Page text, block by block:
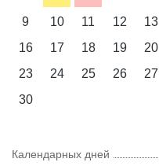
9
10 11 12 13
16
17 18 19 20
23
24 25 26 27
30
Календарных дней